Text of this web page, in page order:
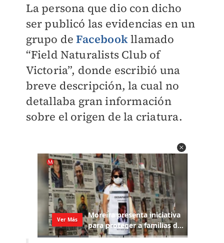
La persona que dio con dicho
ser publicó las evidencias en un
grupo deFacebookllamado
“Field Naturalists Club of
Victoria”, donde escribió una
breve descripción, la cual no
detallaba gran información
sobre el origen de la criatura.